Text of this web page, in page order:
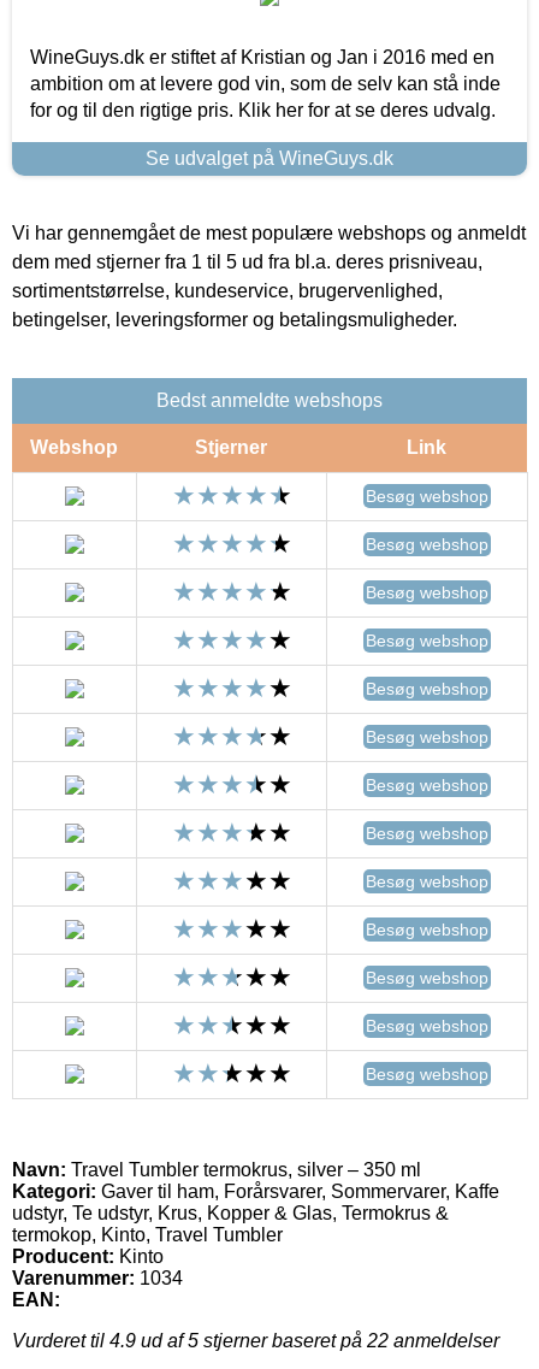
WineGuys.dk er stiftet af Kristian og Jan i 2016 med en
ambition om at levere god vin, som de selv kan stå inde
for og til den rigtige pris. Klik her for at se deres udvalg.
Se udvalget på WineGuys.dk
Vi har gennemgået de mest populære webshops og anmeldt
dem med stjerner fra 1 til 5 ud fra bl.a. deres prisniveau,
sortimentstørrelse, kundeservice, brugervenlighed,
betingelser, leveringsformer og betalingsmuligheder.
Bedst anmeldte webshops
Webshop Stjerner Link
Besøg webshop
Besøg webshop
Besøg webshop
Besøg webshop
Besøg webshop
Besøg webshop
Besøg webshop
Besøg webshop
Besøg webshop
Besøg webshop
Besøg webshop
Besøg webshop
Besøg webshop
Navn: Travel Tumbler termokrus, silver – 350 ml
Kategori: Gaver til ham, Forårsvarer, Sommervarer, Kaffe
udstyr, Te udstyr, Krus, Kopper & Glas, Termokrus &
termokop, Kinto, Travel Tumbler
Producent: Kinto
Varenummer: 1034
EAN:
Vurderet til 4.9 ud af 5 stjerner baseret på 22 anmeldelser